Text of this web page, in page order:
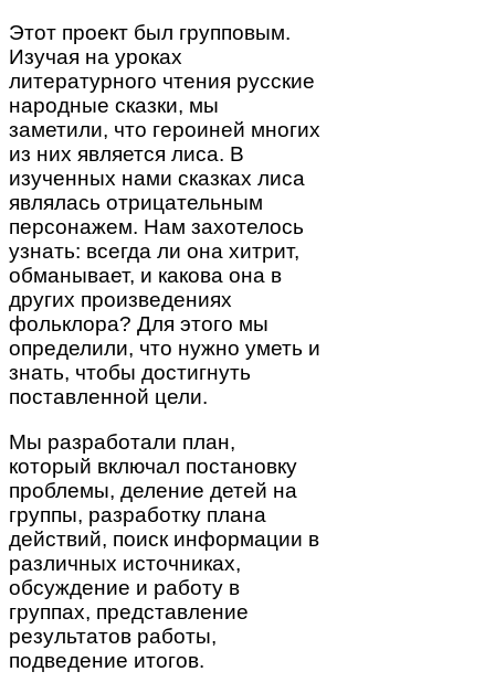
Этот проект был групповым.
Изучая на уроках
литературного чтения русские
народные сказки, мы
заметили, что героиней многих
из них является лиса. В
изученных нами сказках лиса
являлась отрицательным
персонажем. Нам захотелось
узнать: всегда ли она хитрит,
обманывает, и какова она в
других произведениях
фольклора? Для этого мы
определили, что нужно уметь и
знать, чтобы достигнуть
поставленной цели.
Мы разработали план,
который включал постановку
проблемы, деление детей на
группы, разработку плана
действий, поиск информации в
различных источниках,
обсуждение и работу в
группах, представление
результатов работы,
подведение итогов.